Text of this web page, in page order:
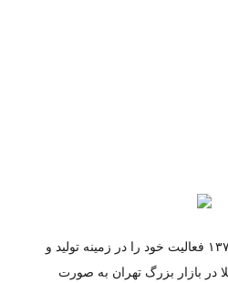
مجموعه مرادی از سال ۱۳۷۲ فعالیت خود را در زمینه تولید و
در بازار بزرگ تهران به صورت